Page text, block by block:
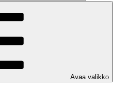
Avaa valikko